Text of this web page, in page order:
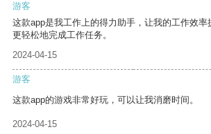
游客
这款app是我工作上的得力助手，让我的工作效率
更轻松地完成工作任务。
2024-04-15
游客
这款app的游戏非常好玩，可以让我消磨时间。
2024-04-15